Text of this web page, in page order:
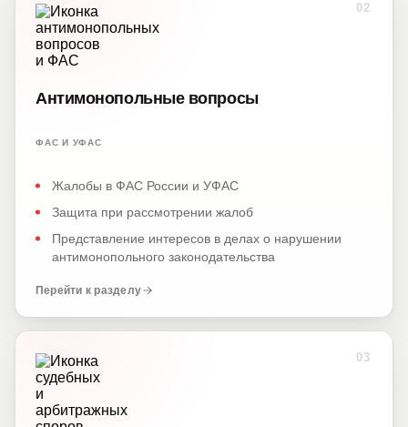
02
Антимонопольные вопросы
ФАС И УФАС
Жалобы в ФАС России и УФАС
Защита при рассмотрении жалоб
Представление интересов в делах о нарушении
антимонопольного законодательства
Перейти к разделу
03